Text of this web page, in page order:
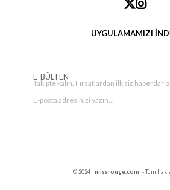
UYGULAMAMIZI
E-BÜLTEN
Takipte kalın. Fırsatlardan ilk siz haberdar
© 2024 missrouge.com - Tüm